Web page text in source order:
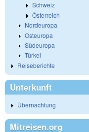
Schweiz
Österreich
Nordeuropa
Osteuropa
Südeuropa
Türkei
Reiseberichte
Unterkunft
Übernachtung
Mitreisen.org